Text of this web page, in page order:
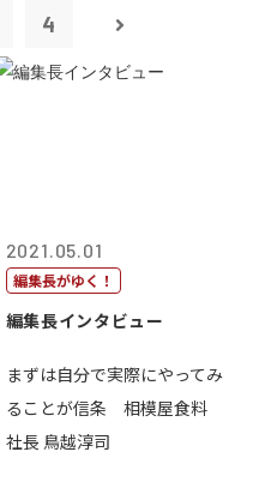
4
2021.05.01
編集長がゆく！
編集長インタビュー
まずは自分で実際にやってみ
ることが信条 相模屋食料
社長 鳥越淳司